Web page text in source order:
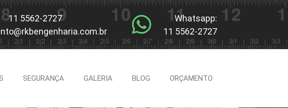
11 5562-2727
Whatsapp:
11 5562-2727
SEGURANÇA GALERIA BLOG ORÇAMENTO